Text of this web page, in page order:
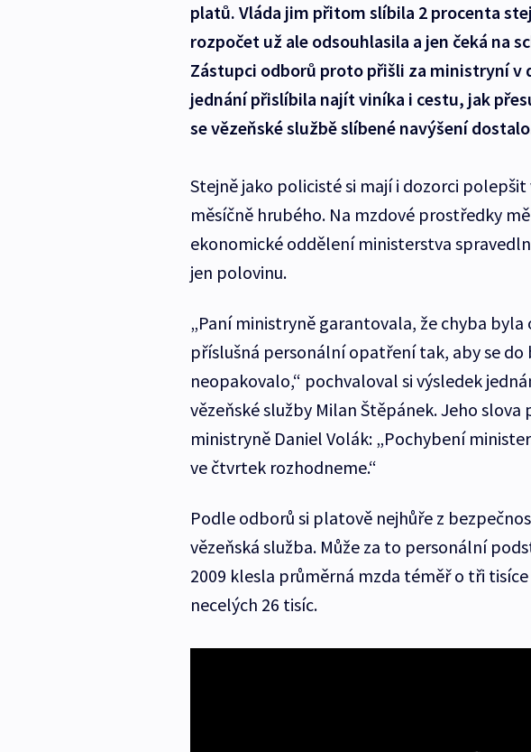
platů. Vláda jim přitom slíbila 2 procenta
rozpočet už ale odsouhlasila a jen čeká na
Zástupci odborů proto přišli za ministryní v
jednání přislíbila najít viníka i cestu, jak
se vězeňské službě slíbené navýšení
Stejně jako policisté si mají i dozorci
měsíčně hrubého. Na mzdové prostředky
ekonomické oddělení ministerstva
jen polovinu.
„Paní ministryně garantovala, že chyba
příslušná personální opatření tak, aby se do
neopakovalo,“ pochvaloval si výsledek
vězeňské služby Milan Štěpánek. Jeho
ministryně Daniel Volák: „Pochybení
ve čtvrtek rozhodneme.“
Podle odborů si platově nejhůře z
vězeňská služba. Může za to personální
2009 klesla průměrná mzda téměř o tři
necelých 26 tisíc.